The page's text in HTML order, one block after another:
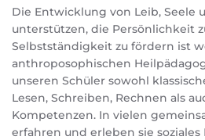
Die Entwicklung von Leib, Seele
unterstützen, die Persönlichkeit
Selbstständigkeit zu fördern ist
anthroposophischen
unseren Schüler sowohl
Lesen, Schreiben, Rechnen als
Kompetenzen. In vielen
erfahren und erleben sie